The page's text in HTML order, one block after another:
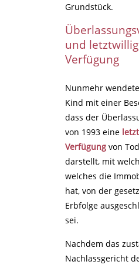
Grundstück.
und
Verfügung
Nunmehr
Kind mit einer
dass der
von 1993 eine
Verfügung von
darstellt, mit
welches die
hat, von der
Erbfolge
sei.
Nachdem das
Nachlassgericht